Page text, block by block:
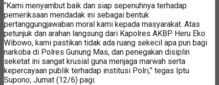
“Kami menyambut baik dan siap sepenuhnya terhadap
pemeriksaan mendadak ini sebagai bentuk
pertanggungjawaban moral kami kepada masyarakat. Atas
petunjuk dan arahan langsung dari Kapolres AKBP Heru Eko
Wibowo, kami pastikan tidak ada ruang sekecil apa pun bagi
narkoba di Polres Gunung Mas, dan penegakan disiplin
seketat ini sangat krusial guna menjaga marwah serta
kepercayaan publik terhadap institusi Polri,” tegas Iptu
Supono, Jumat (12/6) pagi.